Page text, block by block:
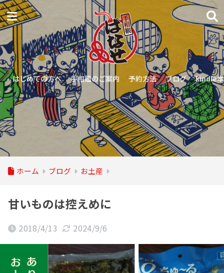
はじめての方へ 手相鑑のご案内 予約方法 ブログ kindle本
ホーム ブログ お土産
甘いものは控えめに
2018/4/13 2024/9/6